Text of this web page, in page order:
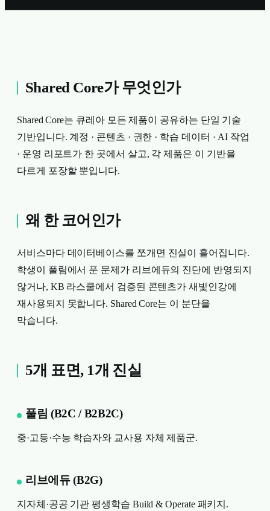
Shared Core가 무엇인가
Shared Core는 큐레아 모든 제품이 공유하는 단일 기술
기반입니다. 계정 · 콘텐츠 · 권한 · 학습 데이터 · AI 작업
· 운영 리포트가 한 곳에서 살고, 각 제품은 이 기반을
다르게 포장할 뿐입니다.
왜 한 코어인가
서비스마다 데이터베이스를 쪼개면 진실이 흩어집니다.
학생이 풀림에서 푼 문제가 리브에듀의 진단에 반영되지
않거나, KB 라스쿨에서 검증된 콘텐츠가 새빛인강에
재사용되지 못합니다. Shared Core는 이 분단을
막습니다.
5개 표면, 1개 진실
풀림 (B2C / B2B2C)
중·고등·수능 학습자와 교사용 자체 제품군.
리브에듀 (B2G)
지자체·공공 기관 평생학습 Build & Operate 패키지.